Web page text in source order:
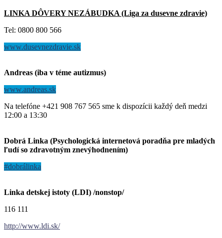
LINKA DÔVERY NEZÁBUDKA (Liga za dusevne zdravie)
Tel: 0800 800 566
www.dusevnezdravie.sk
Andreas (iba v téme autizmus)
www.andreas.sk
Na telefóne +421 908 767 565 sme k dispozícii každý deň medzi
12:00 a 13:30
Dobrá Linka (Psychologická internetová poradňa pre mladých
ľudí so zdravotným znevýhodnením)
#dobrálinka
Linka detskej istoty (LDI) /nonstop/
116 111
http://www.ldi.sk/